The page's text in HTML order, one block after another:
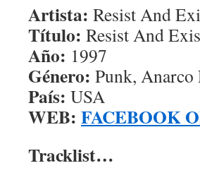
Artista: Resist And
Título: Resist And
Año: 1997
Género: Punk, Anarco
País: USA
WEB: FACEBOOK
Tracklist…